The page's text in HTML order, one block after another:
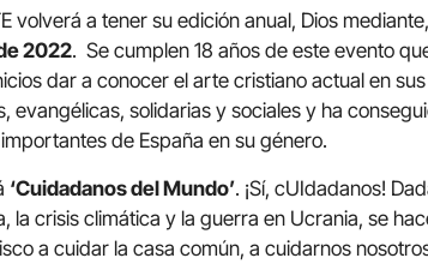
volverá a tener su edición anual, Dios mediante,
2022. Se cumplen 18 años de este evento
dar a conocer el arte cristiano actual en sus
evangélicas, solidarias y sociales y ha
de España en su género.
‘Cuidadanos del Mundo’. ¡Sí, cUIdadanos!
la crisis climática y la guerra en Ucrania, se
a cuidar la casa común, a cuidarnos